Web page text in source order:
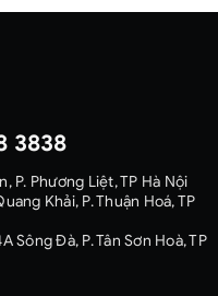
3838
P. Phương Liệt, TP Hà Nội
Khải, P. Thuận Hoá, TP
Sông Đà, P. Tân Sơn Hoà, TP